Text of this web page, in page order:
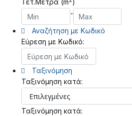
Τετ.Μέτρα (m )
-
Αναζήτηση με Κωδικό
Εύρεση με Κωδικό:
Ταξινόμηση
Ταξινόμηση κατά:
Ταξινόμηση κατά: